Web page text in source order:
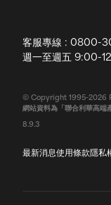
退換貨政策
聯絡我們
客服專線 : 0800-
週一至週五 9:00-
© Copyright 1995-2026
網站資料為「聯合利華高端
8.9.3
最新消息使用條款隱私